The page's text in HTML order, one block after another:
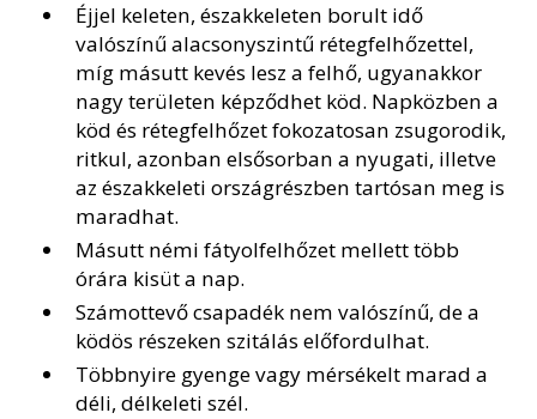
Éjjel keleten, északkeleten borult idő
valószínű alacsonyszintű rétegfelhőzettel,
míg másutt kevés lesz a felhő, ugyanakkor
nagy területen képződhet köd. Napközben a
köd és rétegfelhőzet fokozatosan zsugorodik,
ritkul, azonban elsősorban a nyugati, illetve
az északkeleti országrészben tartósan meg is
maradhat.
Másutt némi fátyolfelhőzet mellett több
órára kisüt a nap.
Számottevő csapadék nem valószínű, de a
ködös részeken szitálás előfordulhat.
Többnyire gyenge vagy mérsékelt marad a
déli, délkeleti szél.